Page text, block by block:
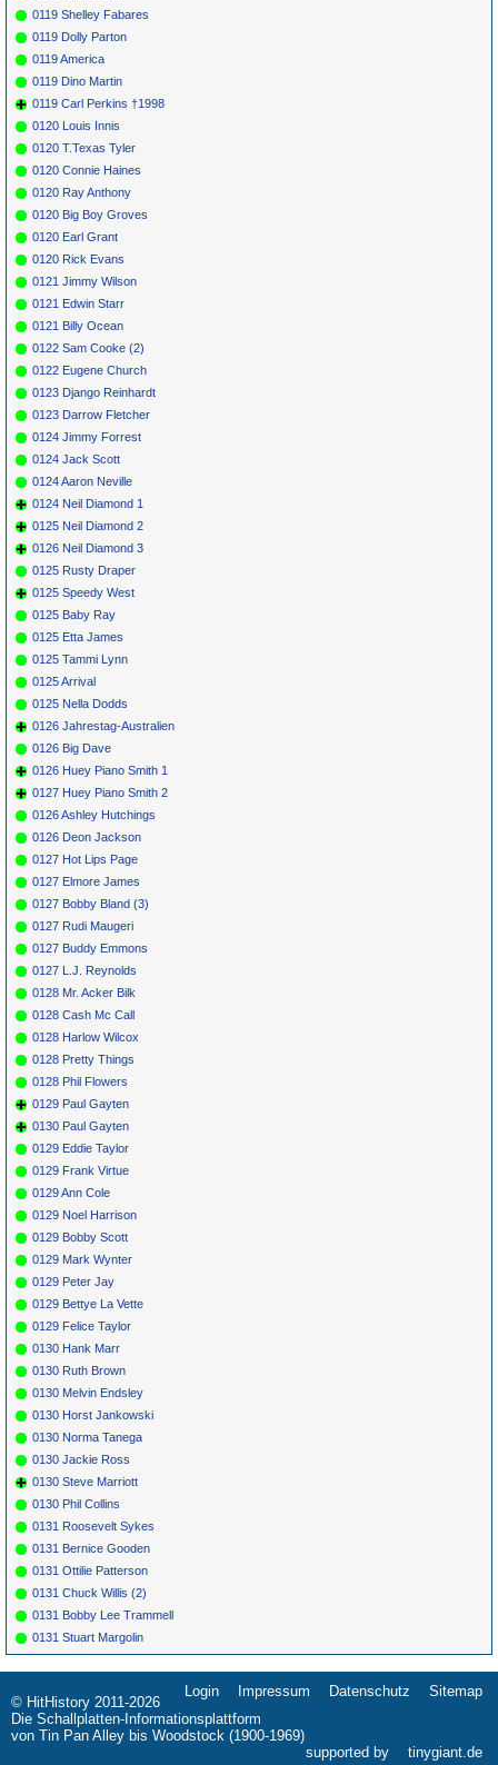
0119 Shelley Fabares
0119 Dolly Parton
0119 America
0119 Dino Martin
0119 Carl Perkins †1998
0120 Louis Innis
0120 T.Texas Tyler
0120 Connie Haines
0120 Ray Anthony
0120 Big Boy Groves
0120 Earl Grant
0120 Rick Evans
0121 Jimmy Wilson
0121 Edwin Starr
0121 Billy Ocean
0122 Sam Cooke (2)
0122 Eugene Church
0123 Django Reinhardt
0123 Darrow Fletcher
0124 Jimmy Forrest
0124 Jack Scott
0124 Aaron Neville
0124 Neil Diamond 1
0125 Neil Diamond 2
0126 Neil Diamond 3
0125 Rusty Draper
0125 Speedy West
0125 Baby Ray
0125 Etta James
0125 Tammi Lynn
0125 Arrival
0125 Nella Dodds
0126 Jahrestag-Australien
0126 Big Dave
0126 Huey Piano Smith 1
0127 Huey Piano Smith 2
0126 Ashley Hutchings
0126 Deon Jackson
0127 Hot Lips Page
0127 Elmore James
0127 Bobby Bland (3)
0127 Rudi Maugeri
0127 Buddy Emmons
0127 L.J. Reynolds
0128 Mr. Acker Bilk
0128 Cash Mc Call
0128 Harlow Wilcox
0128 Pretty Things
0128 Phil Flowers
0129 Paul Gayten
0130 Paul Gayten
0129 Eddie Taylor
0129 Frank Virtue
0129 Ann Cole
0129 Noel Harrison
0129 Bobby Scott
0129 Mark Wynter
0129 Peter Jay
0129 Bettye La Vette
0129 Felice Taylor
0130 Hank Marr
0130 Ruth Brown
0130 Melvin Endsley
0130 Horst Jankowski
0130 Norma Tanega
0130 Jackie Ross
0130 Steve Marriott
0130 Phil Collins
0131 Roosevelt Sykes
0131 Bernice Gooden
0131 Ottilie Patterson
0131 Chuck Willis (2)
0131 Bobby Lee Trammell
0131 Stuart Margolin
Navigation
überspringen
Login Impressum Datenschutz Sitemap
© HitHistory 2011-2026
Die Schallplatten-Informationsplattform
von Tin Pan Alley bis Woodstock (1900-1969)
supported by
tinygiant.de